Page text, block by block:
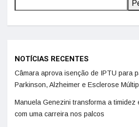
NOTÍCIAS RECENTES
Câmara aprova isenção de IPTU para
Parkinson, Alzheimer e Esclerose
Manuela Genezini transforma a timidez
com uma carreira nos palcos